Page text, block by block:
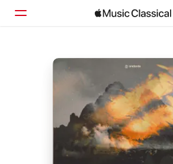
ホーム
見つける